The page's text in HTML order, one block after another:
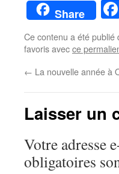
Share
Ce contenu a été publié
favoris avecce
← La nouvelle année à
Laisser un
Votre adresse
obligatoires